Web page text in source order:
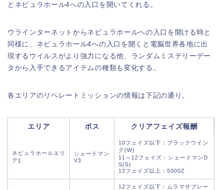
とネビュラホール4への入口を開いてくれる。
ウラインターネットからネビュラホールへの入口を開ける時と
同様に、ネビュラホール4への入口を開くと電脳世界各地に出
現するウイルスがより強力になる他、ランダムミステリーデー
タから入手できるアイテムの種類も変化する。
各エリアのリベレートミッションの情報は下記の通り。
エリア ボス クリアフェイズ報酬
ネビュラホールエリ
ア1
シェードマン
V3
10フェイズ以下：ブラックウイン
グ(W)
11～12フェイズ：シェードマンD
S(S)
13フェイズ以上：5000Z
12フェイズ以下：ムラマサブレー